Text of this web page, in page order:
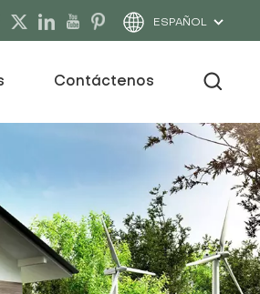
ESPAÑOL
Contáctenos